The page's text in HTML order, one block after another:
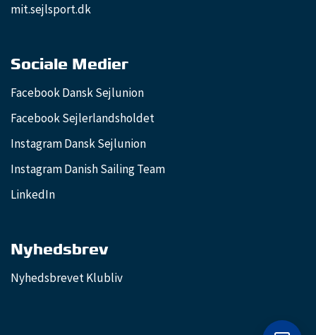
mit.sejlsport.dk
Sociale Medier
Facebook Dansk Sejlunion
Facebook Sejlerlandsholdet
Instagram Dansk Sejlunion
Instagram Danish Sailing Team
LinkedIn
Nyhedsbrev
Nyhedsbrevet Klubliv